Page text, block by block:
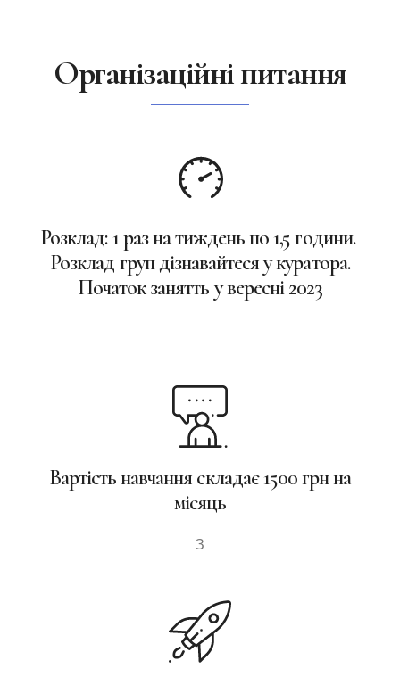
Організаційні питання
Розклад: 1 раз на тиждень по 1,5 години.
Розклад груп дізнавайтеся у куратора.
Початок занятть у вересні 2023
Вартість навчання складає 1500 грн на
місяць
З